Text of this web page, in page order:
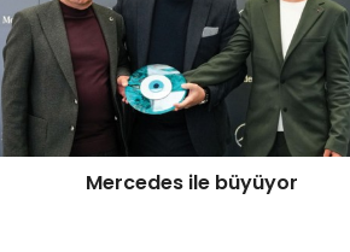
Mercedes ile büyüyor